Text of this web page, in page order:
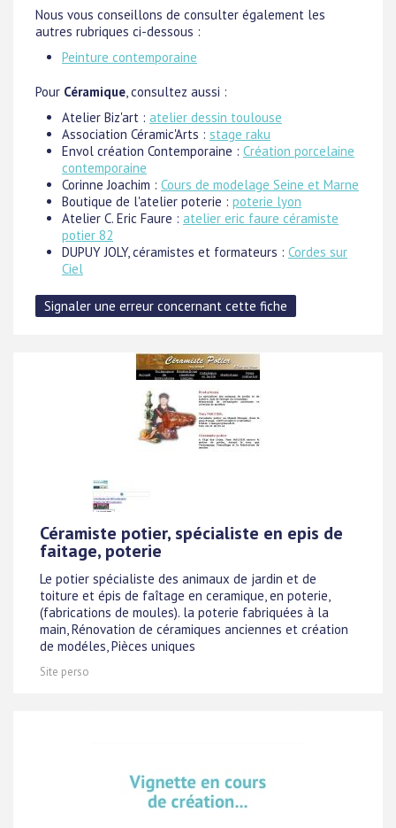
Nous vous conseillons de consulter également les
autres rubriques ci-dessous :
Peinture contemporaine
Pour Céramique, consultez aussi :
Atelier Biz'art : atelier dessin toulouse
Association Céramic'Arts : stage raku
Envol création Contemporaine : Création porcelaine
contemporaine
Corinne Joachim : Cours de modelage Seine et Marne
Boutique de l'atelier poterie : poterie lyon
Atelier C. Eric Faure : atelier eric faure céramiste
potier 82
DUPUY JOLY, céramistes et formateurs : Cordes sur
Ciel
Céramiste potier, spécialiste en epis de
faitage, poterie
Le potier spécialiste des animaux de jardin et de
toiture et épis de faîtage en ceramique, en poterie,
(fabrications de moules). la poterie fabriquées à la
main, Rénovation de céramiques anciennes et création
de modéles, Pièces uniques
Site perso